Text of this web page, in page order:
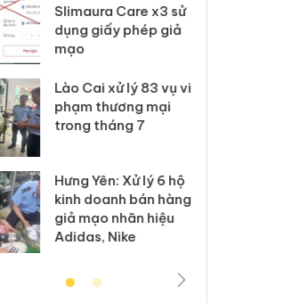
Slimaura Care x3 sử
dụng giấy phép giả
mạo
Lào Cai xử lý 83 vụ vi
phạm thương mại
trong tháng 7
Hưng Yên: Xử lý 6 hộ
kinh doanh bán hàng
giả mạo nhãn hiệu
Adidas, Nike